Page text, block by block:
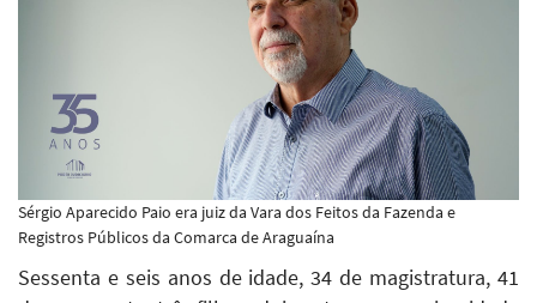
Sérgio Aparecido Paio era juiz da Vara dos Feitos da Fazenda e
Registros Públicos da Comarca de Araguaína
Sessenta e seis anos de idade, 34 de magistratura, 41